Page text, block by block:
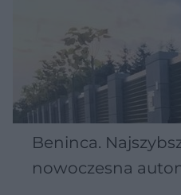
Beninca.
nowoczesna